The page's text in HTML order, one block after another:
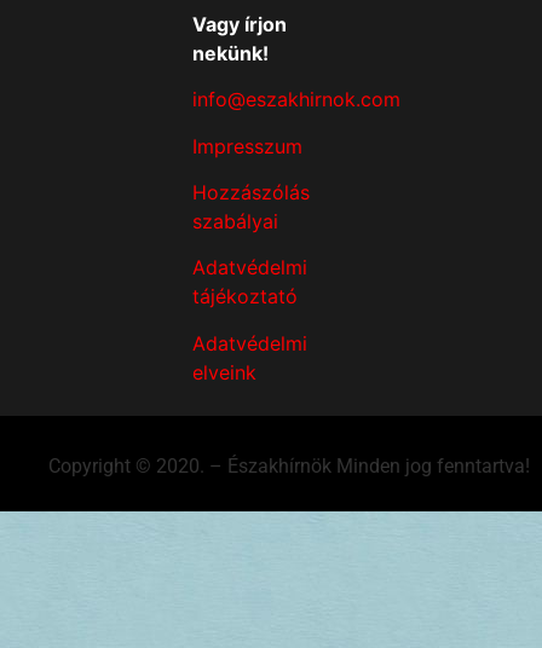
Vagy írjon
nekünk!
info@eszakhirnok.com
Impresszum
Hozzászólás
szabályai
Adatvédelmi
tájékoztató
Adatvédelmi
elveink
Copyright © 2020. – Északhírnök Minden jog fenntartva!